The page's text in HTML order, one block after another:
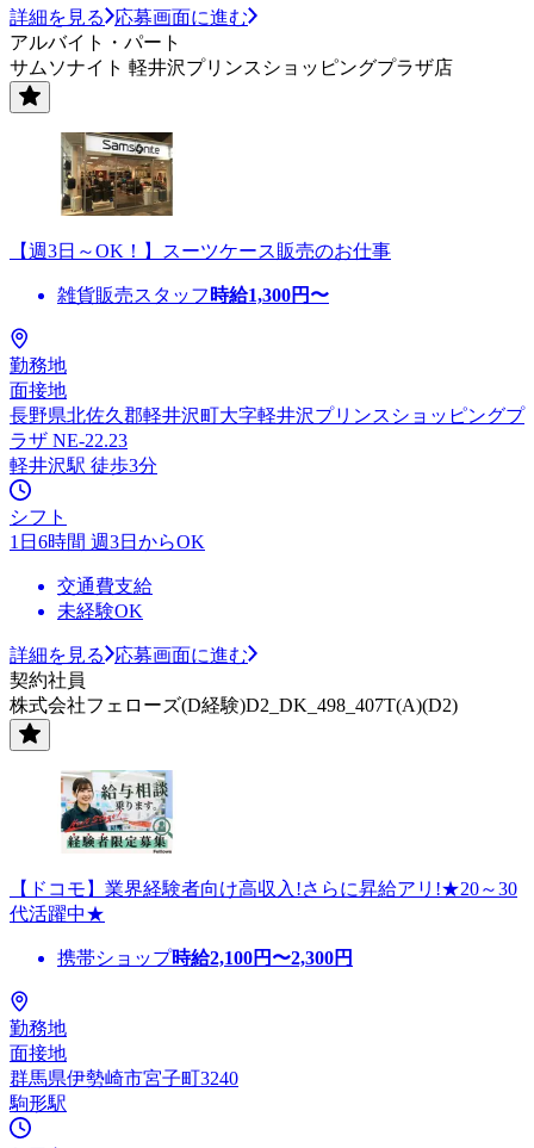
詳細を見る
応募画面に進む
アルバイト・パート
サムソナイト 軽井沢プリンスショッピングプラザ店
【週3日～OK！】スーツケース販売のお仕事
雑貨販売スタッフ 時給1,300円〜
勤務地
面接地
長野県北佐久郡軽井沢町大字軽井沢プリンスショッピングプ
ラザ NE-22.23
軽井沢駅 徒歩3分
シフト
1日6時間 週3日からOK
交通費支給
未経験OK
詳細を見る
応募画面に進む
契約社員
株式会社フェローズ(D経験)D2_DK_498_407T(A)(D2)
【ドコモ】業界経験者向け高収入!さらに昇給アリ!★20～30
代活躍中★
携帯ショップ時給2,100円〜2,300円
勤務地
面接地
群馬県伊勢崎市宮子町3240
駒形駅